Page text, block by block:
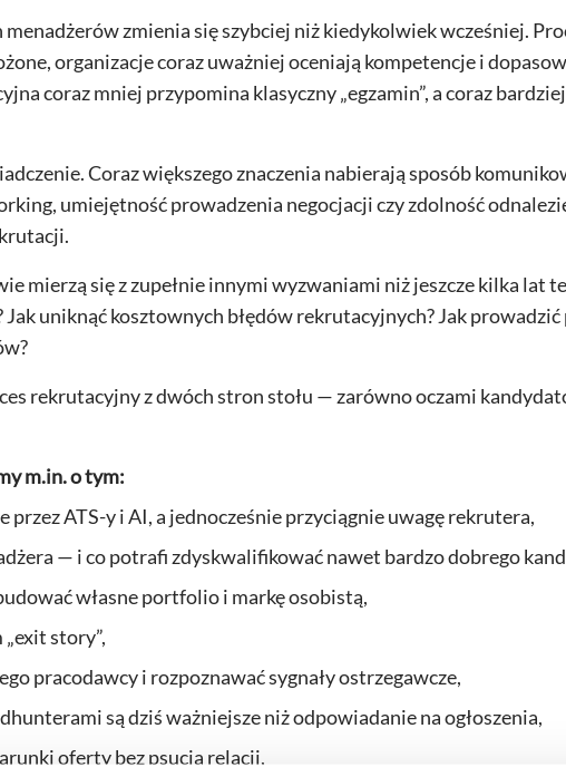
zmienia się szybciej niż kiedykolwiek wcześniej.
organizacje coraz uważniej oceniają kompetencje i
coraz mniej przypomina klasyczny „egzamin”, a coraz
Coraz większego znaczenia nabierają sposób
umiejętność prowadzenia negocjacji czy zdolność
mierzą się z zupełnie innymi wyzwaniami niż jeszcze kilka lat
uniknąć kosztownych błędów rekrutacyjnych? Jak prowadzić
rekrutacyjny z dwóch stron stołu — zarówno oczami
m.in. o tym:
ATS-y i AI, a jednocześnie przyciągnie uwagę rekrutera,
— i co potrafi zdyskwalifikować nawet bardzo dobrego
własne portfolio i markę osobistą,
story”,
pracodawcy i rozpoznawać sygnały ostrzegawcze,
są dziś ważniejsze niż odpowiadanie na ogłoszenia,
oferty bez psucia relacji,